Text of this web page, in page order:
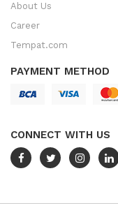
About Us
Career
Tempat.com
PAYMENT METHOD
CONNECT WITH US